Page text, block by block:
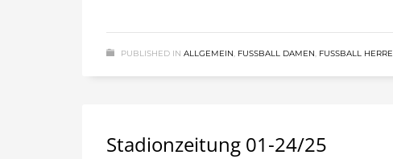
PUBLISHED IN ALLGEMEIN FUSSBALL DAMEN FUSSBALL HERREN
Stadionzeitung 01-24/25